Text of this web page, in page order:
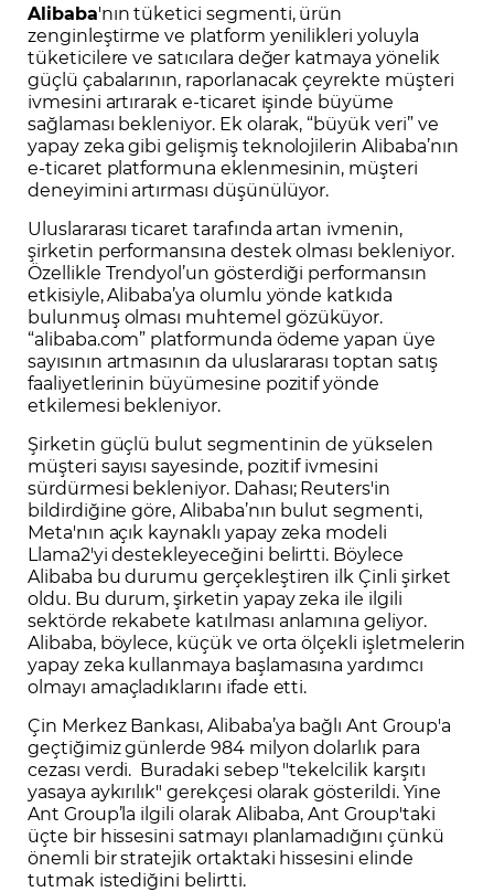
Alibaba'nın tüketici segmenti, ürün
zenginleştirme ve platform yenilikleri yoluyla
tüketicilere ve satıcılara değer katmaya yönelik
güçlü çabalarının, raporlanacak çeyrekte müşteri
ivmesini artırarak e-ticaret işinde büyüme
sağlaması bekleniyor. Ek olarak, “büyük veri” ve
yapay zeka gibi gelişmiş teknolojilerin Alibaba’nın
e-ticaret platformuna eklenmesinin, müşteri
deneyimini artırması düşünülüyor.
Uluslararası ticaret tarafında artan ivmenin,
şirketin performansına destek olması bekleniyor.
Özellikle Trendyol’un gösterdiği performansın
etkisiyle, Alibaba’ya olumlu yönde katkıda
bulunmuş olması muhtemel gözüküyor.
“alibaba.com” platformunda ödeme yapan üye
sayısının artmasının da uluslararası toptan satış
faaliyetlerinin büyümesine pozitif yönde
etkilemesi bekleniyor.
Şirketin güçlü bulut segmentinin de yükselen
müşteri sayısı sayesinde, pozitif ivmesini
sürdürmesi bekleniyor. Dahası; Reuters'in
bildirdiğine göre, Alibaba’nın bulut segmenti,
Meta'nın açık kaynaklı yapay zeka modeli
Llama2'yi destekleyeceğini belirtti. Böylece
Alibaba bu durumu gerçekleştiren ilk Çinli şirket
oldu. Bu durum, şirketin yapay zeka ile ilgili
sektörde rekabete katılması anlamına geliyor.
Alibaba, böylece, küçük ve orta ölçekli işletmelerin
yapay zeka kullanmaya başlamasına yardımcı
olmayı amaçladıklarını ifade etti.
Çin Merkez Bankası, Alibaba’ya bağlı Ant Group'a
geçtiğimiz günlerde 984 milyon dolarlık para
cezası verdi. Buradaki sebep "tekelcilik karşıtı
yasaya aykırılık" gerekçesi olarak gösterildi. Yine
Ant Group’la ilgili olarak Alibaba, Ant Group'taki
üçte bir hissesini satmayı planlamadığını çünkü
önemli bir stratejik ortaktaki hissesini elinde
tutmak istediğini belirtti.